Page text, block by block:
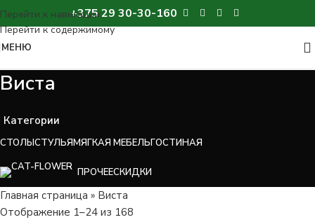
+375 29 30-30-160
МЕНЮ
Виста
Категории
СТОЛЫСТУЛЬЯМЯГКАЯ МЕБЕЛЬГОСТИНАЯ
ПРОЧЕЕСКИДКИ
Главная страница » Виста
Отображение 1–24 из 168